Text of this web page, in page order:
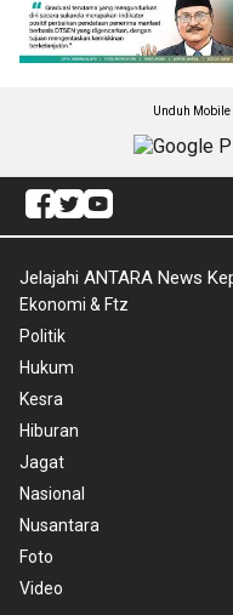
Unduh
Jelajahi ANTARA News
Ekonomi & Ftz
Politik
Hukum
Kesra
Hiburan
Jagat
Nasional
Nusantara
Foto
Video